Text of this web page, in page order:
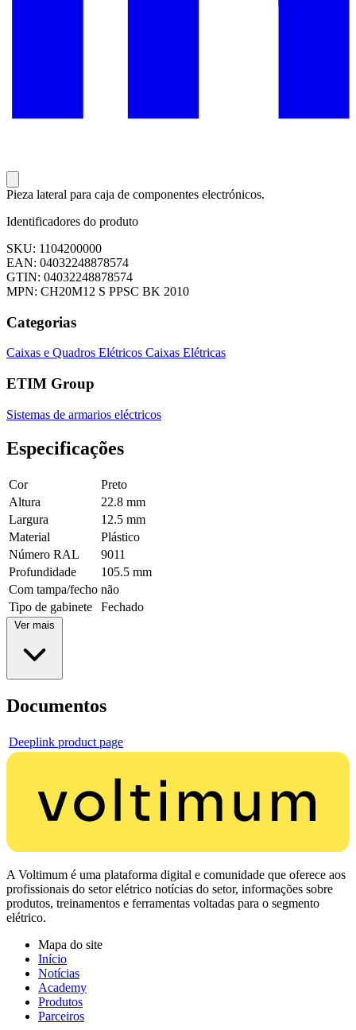
Pieza lateral para caja de componentes electrónicos.
Identificadores do produto
SKU: 1104200000
EAN: 04032248878574
GTIN: 04032248878574
MPN: CH20M12 S PPSC BK 2010
Categorias
Caixas e Quadros Elétricos Caixas Elétricas
ETIM Group
Sistemas de armarios eléctricos
Especificações
Cor
Preto
Altura
22.8 mm
Largura
12.5 mm
Material
Plástico
Número RAL
9011
Profundidade
105.5 mm
Com tampa/fecho não
Tipo de gabinete
Fechado
Ver mais
Documentos
Deeplink product page
A Voltimum é uma plataforma digital e comunidade que oferece aos
profissionais do setor elétrico notícias do setor, informações sobre
produtos, treinamentos e ferramentas voltadas para o segmento
elétrico.
Mapa do site
Início
Notícias
Academy
Produtos
Parceiros